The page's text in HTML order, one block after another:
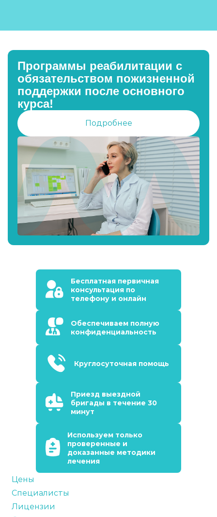
Программы реабилитации с
обязательством пожизненной
поддержки после основного
курса!
Подробнее
Бесплатная первичная
консультация по
телефону и онлайн
Обеспечиваем полную
конфиденциальность
Круглосуточная помощь
Приезд выездной
бригады в течение 30
минут
Используем только
проверенные и
доказанные методики
лечения
Цены
Специалисты
Лицензии